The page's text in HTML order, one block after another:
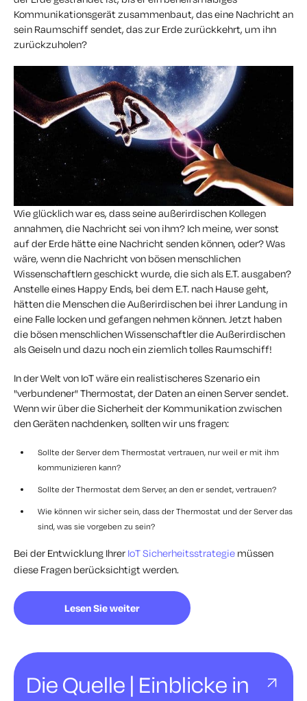
Kommunikationsgerät zusammenbaut, das eine Nachricht an
sein Raumschiff sendet, das zur Erde zurückkehrt, um ihn
zurückzuholen?
Wie glücklich war es, dass seine außerirdischen Kollegen
annahmen, die Nachricht sei von ihm? Ich meine, wer sonst
auf der Erde hätte eine Nachricht senden können, oder? Was
wäre, wenn die Nachricht von bösen menschlichen
Wissenschaftlern geschickt wurde, die sich als E.T. ausgaben?
Anstelle eines Happy Ends, bei dem E.T. nach Hause geht,
hätten die Menschen die Außerirdischen bei ihrer Landung in
eine Falle locken und gefangen nehmen können. Jetzt haben
die bösen menschlichen Wissenschaftler die Außerirdischen
als Geiseln und dazu noch ein ziemlich tolles Raumschiff!
In der Welt von IoT wäre ein realistischeres Szenario ein
"verbundener" Thermostat, der Daten an einen Server sendet.
Wenn wir über die Sicherheit der Kommunikation zwischen
den Geräten nachdenken, sollten wir uns fragen:
Sollte der Server dem Thermostat vertrauen, nur weil er mit ihm
kommunizieren kann?
Sollte der Thermostat dem Server, an den er sendet, vertrauen?
Wie können wir sicher sein, dass der Thermostat und der Server das
sind, was sie vorgeben zu sein?
Bei der Entwicklung Ihrer IoT Sicherheitsstrategie müssen
diese Fragen berücksichtigt werden.
Lesen Sie weiter
Die Quelle | Einblicke in